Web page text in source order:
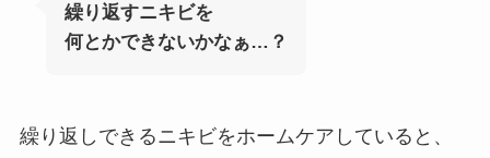
繰り返すニキビを
何とかできないかなぁ…？
繰り返しできるニキビをホームケアしていると、